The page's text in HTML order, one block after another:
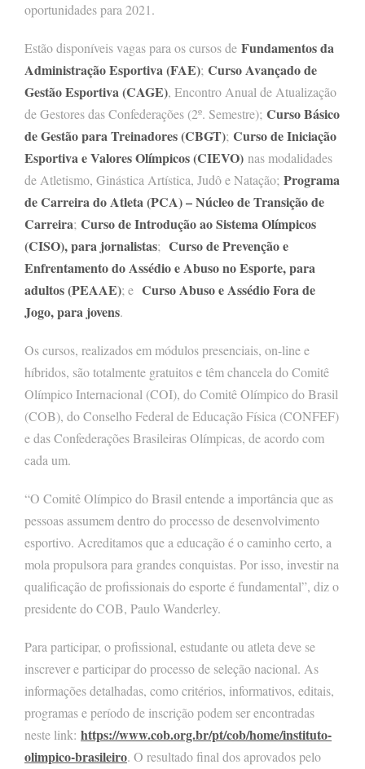
oportunidades para 2021.
Estão disponíveis vagas para os cursos de Fundamentos da
Administração Esportiva (FAE); Curso Avançado de
Gestão Esportiva (CAGE), Encontro Anual de Atualização
de Gestores das Confederações (2º. Semestre); Curso Básico
de Gestão para Treinadores (CBGT); Curso de Iniciação
Esportiva e Valores Olímpicos (CIEVO) nas modalidades
de Atletismo, Ginástica Artística, Judô e Natação; Programa
de Carreira do Atleta (PCA) – Núcleo de Transição de
Carreira; Curso de Introdução ao Sistema Olímpicos
(CISO), para jornalistas; Curso de Prevenção e
Enfrentamento do Assédio e Abuso no Esporte, para
adultos (PEAAE); e Curso Abuso e Assédio Fora de
Jogo, para jovens.
Os cursos, realizados em módulos presenciais, on-line e
híbridos, são totalmente gratuitos e têm chancela do Comitê
Olímpico Internacional (COI), do Comitê Olímpico do Brasil
(COB), do Conselho Federal de Educação Física (CONFEF)
e das Confederações Brasileiras Olímpicas, de acordo com
cada um.
“O Comitê Olímpico do Brasil entende a importância que as
pessoas assumem dentro do processo de desenvolvimento
esportivo. Acreditamos que a educação é o caminho certo, a
mola propulsora para grandes conquistas. Por isso, investir na
qualificação de profissionais do esporte é fundamental”, diz o
presidente do COB, Paulo Wanderley.
Para participar, o profissional, estudante ou atleta deve se
inscrever e participar do processo de seleção nacional. As
informações detalhadas, como critérios, informativos, editais,
programas e período de inscrição podem ser encontradas
neste link: https://www.cob.org.br/pt/cob/home/instituto-
olimpico-brasileiro. O resultado final dos aprovados pelo